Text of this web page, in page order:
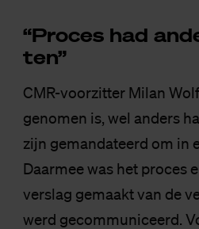
“Pro­ces had
ten”
CMR-voorzitter Milan
genomen is, wel anders
zijn gemandateerd om in
Daarmee was het proces
verslag gemaakt van de
werd gecommuniceerd.